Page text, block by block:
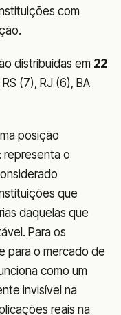
com
distribuídas em 22
(7), RJ (6), BA
posição
representa o
que
daquelas que
Para os
para o mercado de
como um
invisível na
reais na